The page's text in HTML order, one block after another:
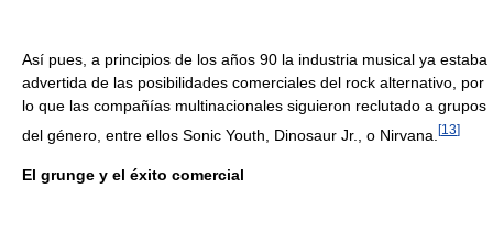
Así pues, a principios de los años 90 la industria musical ya estaba
advertida de las posibilidades comerciales del rock alternativo, por
lo que las compañías multinacionales siguieron reclutado a grupos
del género, entre ellos Sonic Youth, Dinosaur Jr., o Nirvana. [13]
El grunge y el éxito comercial